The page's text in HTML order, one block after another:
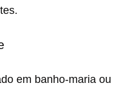
em banho-maria ou